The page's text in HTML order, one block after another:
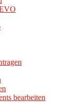
bearbeiten